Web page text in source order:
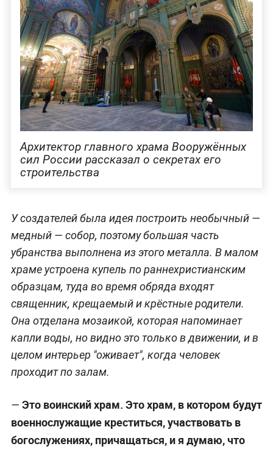
Архитектор главного храма Вооружённых
сил России рассказал о секретах его
строительства
У создателей была идея построить необычный —
медный — собор, поэтому большая часть
убранства выполнена из этого металла. В малом
храме устроена купель по раннехристианским
образцам, туда во время обряда входят
священник, крещаемый и крёстные родители.
Она отделана мозаикой, которая напоминает
капли воды, но видно это только в движении, и в
целом интерьер "оживает", когда человек
проходит по залам.
— Это воинский храм. Это храм, в котором будут
военнослужащие креститься, участвовать в
богослужениях, причащаться, и я думаю, что